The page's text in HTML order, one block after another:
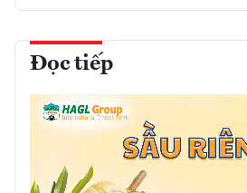
Đọc tiếp